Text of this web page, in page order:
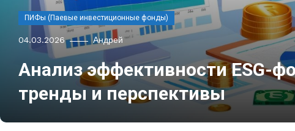
ПИФы (Паевые инвестиционные фонды)
04.03.2026 Андрей
Анализ эффективности ESG-
тренды и перспективы